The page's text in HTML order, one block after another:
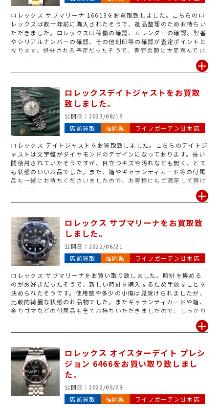
ロレックス サブマリーナ 16613をお買取致しました。こちらのロ
レックスは数十年前に購入されたそうで、遺品整理のためお待ちい
ただきました。ロレックスは稼働の確認、カレンダーの確認、型番
やシリアルナンバーの確認、その他刻印等の確認が査定ポイントと
なります。処分される予定だったそうで、査定金額に大変喜んでい
ただけました。サブマリーナ以外にも、ジュエルカフェライフガー
デン甘木店ではロレックスのお買取を強化しています!壊れていても
品もご一緒にお待ちいただきますと、さらに査定金額がアップ致し
ます!皆様のご来店を心よりお待ちしております。
ロレックスデイトジャストをお買取
致しました。
公開日： 2023/08/15
店頭買取 福岡県 ライフガーデン甘木店
ロレックス デイトジャストをお買取致しました。こちらのデイトジ
ャストは文字盤がダイヤモンドのデザインになっております。長い
間使用されていたそうですが、目立つキズや汚れなども無く、とて
も状態のいいお品でした。また、箱やギャランティカード等の付属
品も一緒にお持ちくださいましたので、お客様にもご満足して頂け
る査定額になり大変喜んで頂けました♪ロレックスのお買取はジュ
エルカフェライフガーデン甘木店にお任せください!古い物、壊れ
料で行っておりますので、是非お気軽にお問い合わせくださいま
せ。
ロレックス サブマリーナをお買取致
しました。
公開日： 2022/06/21
店頭買取 福岡県 ライフガーデン甘木店
ロレックス サブマリーナをお買い取り致しました。時計を集める
のがお好きだったそうで、新しい時計を購入するため手放すことを
決められたそうです。使用感や多少の小傷は見受けられましたが、
比較的綺麗な状態のお品物でした。またギャランティカードや箱、
余りゴマなどの付属品も全てお持ちいただきましたので、しっかり
高価買取をさせて頂く事が出来ました。ロレックスは現在中古市場
価格が高騰中ですので、今回お持ち頂きましたサブマリーナ以外に
されているモデルも御座いますので、使われていない古いロレック
スや手放そうかお悩み中のロレックスをお持ちの方は、是非ジュエ
ルカフェライフガーデン甘木店にお持ち下さいませ。
ロレックス オイスターデイト プレシ
ジョン 6466をお買い取り致しまし
た。
公開日： 2022/05/09
店頭買取 福岡県
ライフガーデン甘木店